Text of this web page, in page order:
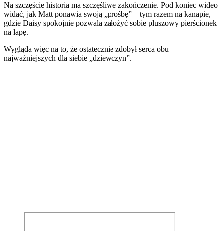
Na szczęście historia ma szczęśliwe zakończenie. Pod koniec wideo
widać, jak Matt ponawia swoją „prośbę” – tym razem na kanapie,
gdzie Daisy spokojnie pozwala założyć sobie pluszowy pierścionek
na łapę.
Wygląda więc na to, że ostatecznie zdobył serca obu
najważniejszych dla siebie „dziewczyn”.